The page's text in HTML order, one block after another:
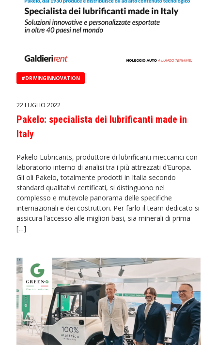
#DRIVINGINNOVATION
22 LUGLIO 2022
Pakelo: specialista dei lubrificanti made in
Italy
Pakelo Lubricants, produttore di lubrificanti meccanici con
laboratorio interno di analisi tra i più attrezzati d’Europa.
Gli oli Pakelo, totalmente prodotti in Italia secondo
standard qualitativi certificati, si distinguono nel
complesso e mutevole panorama delle specifiche
internazionali e dei costruttori. Per farlo il team dedicato si
assicura l’accesso alle migliori basi, sia minerali di prima
[…]